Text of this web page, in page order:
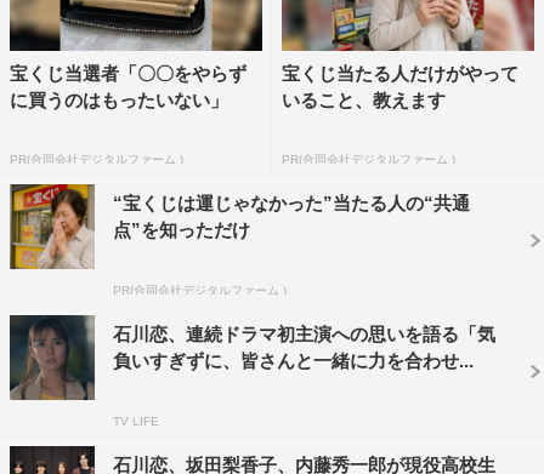
宝くじ当選者「〇〇をやらず
に買うのはもったいない」
PR(合同会社デジタルファーム )
宝くじ当たる人だけがやって
いること、教えます
PR(合同会社デジタルファーム )
“宝くじは運じゃなかった”当たる人の“共通
点”を知っただけ
PR(合同会社デジタルファーム )
石川恋、連続ドラマ初主演への思いを語る「気
負いすぎずに、皆さんと一緒に力を合わせ...
TV LIFE
石川恋、坂田梨香子、内藤秀一郎が現役高校生